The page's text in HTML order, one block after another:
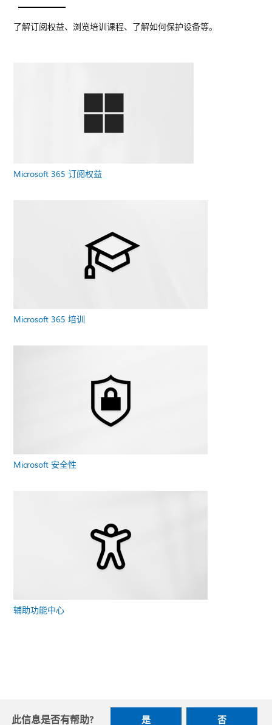
了解订阅权益、浏览培训课程、了解如何保护设备等。
Microsoft 365 订阅权益
Microsoft 365 培训
Microsoft 安全性
辅助功能中心
此信息是否有帮助? 是 否